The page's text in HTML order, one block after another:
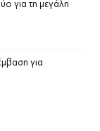
για τη μεγάλη
για